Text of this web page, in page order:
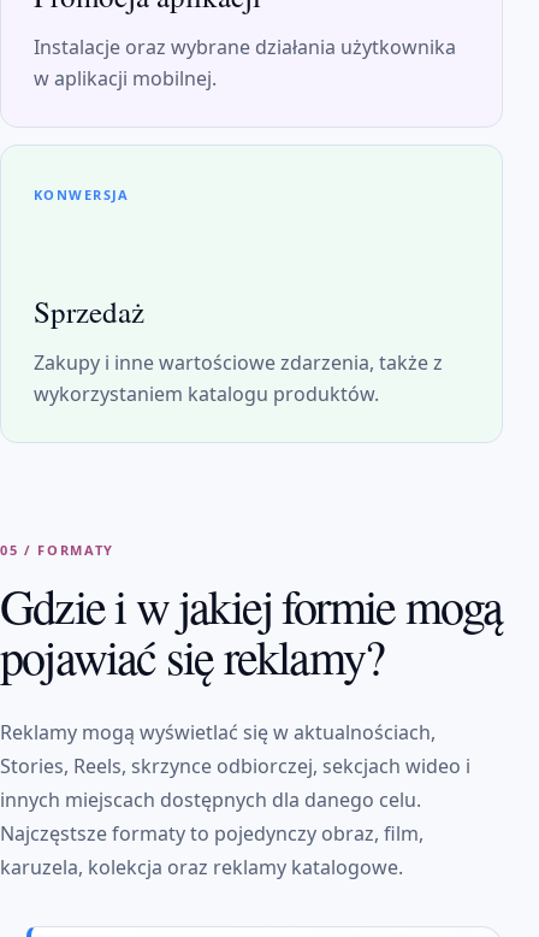
Instalacje oraz wybrane działania użytkownika
w aplikacji mobilnej.
KONWERSJA
Sprzedaż
Zakupy i inne wartościowe zdarzenia, także z
wykorzystaniem katalogu produktów.
05 / FORMATY
Gdzie i w jakiej formie mogą
pojawiać się reklamy?
Reklamy mogą wyświetlać się w aktualnościach,
Stories, Reels, skrzynce odbiorczej, sekcjach wideo i
innych miejscach dostępnych dla danego celu.
Najczęstsze formaty to pojedynczy obraz, film,
karuzela, kolekcja oraz reklamy katalogowe.